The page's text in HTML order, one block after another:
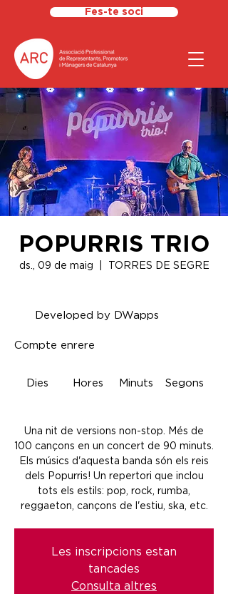
Fes-te soci
POPURRIS TRIO
ds., 09 de maig TORRES DE SEGRE
Segons
Minuts
Hores
Dies
Compte enrere
Developed by DWapps
Una nit de versions non-stop. Més de
100 cançons en un concert de 90 minuts.
Els músics d'aquesta banda són els reis
dels Popurris! Un repertori que inclou
tots els estils: pop, rock, rumba,
reggaeton, cançons de l'estiu, ska, etc.
Les inscripcions estan
tancades
Consulta altres